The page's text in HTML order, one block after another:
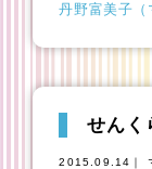
丹野富美子（
せんく
2015.09.14｜